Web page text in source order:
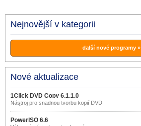
Nejnovější v kategorii
další nové programy »
Nové aktualizace
1Click DVD Copy 6.1.1.0
Nástroj pro snadnou tvorbu kopií DVD
filmů.
PowerISO 6.6